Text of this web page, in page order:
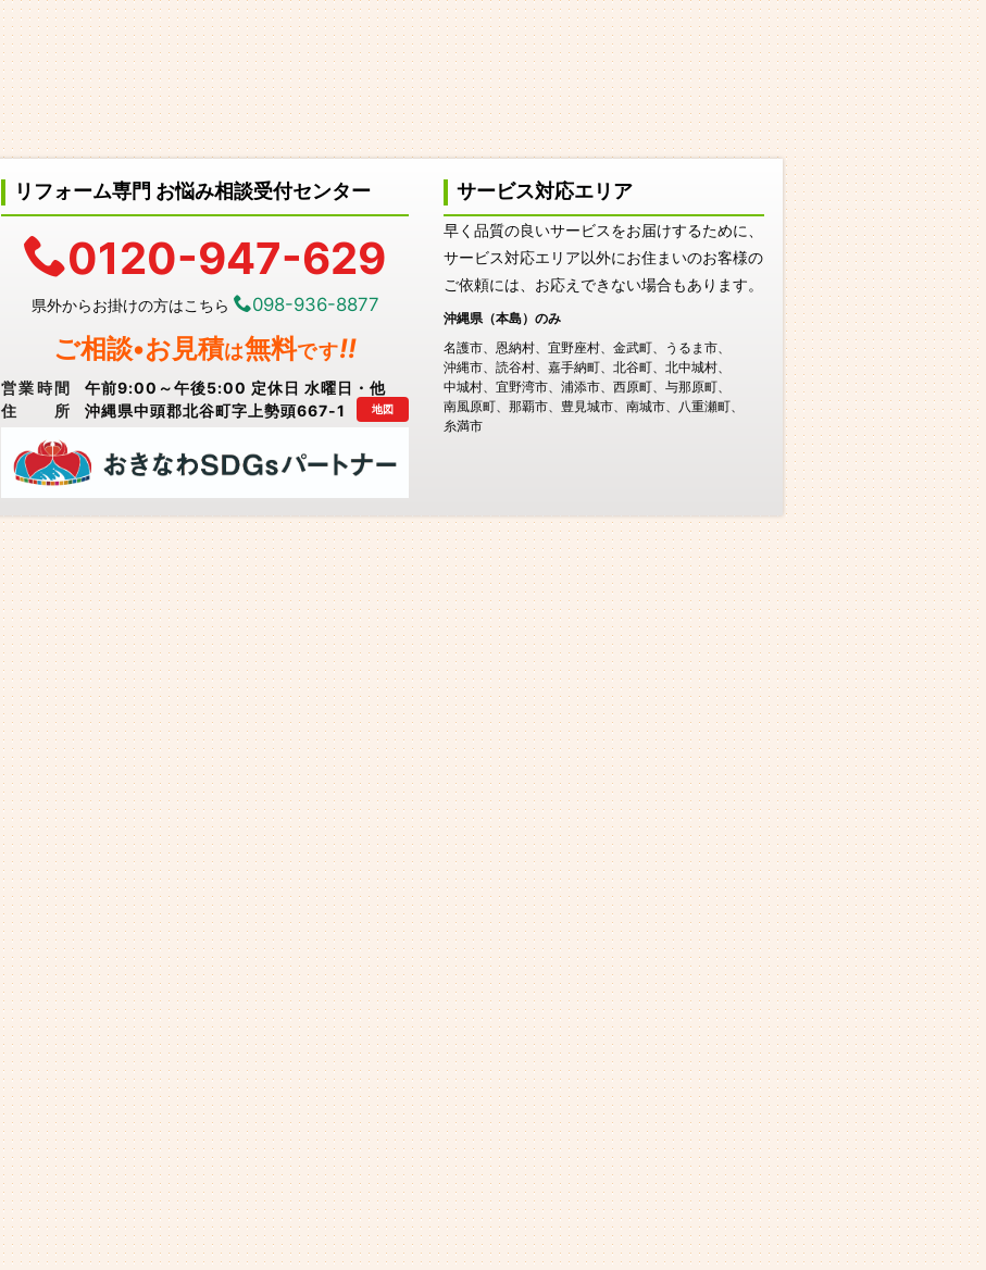
リフォーム専門 お悩み相談受付センター
0120-947-629
県外からお掛けの方はこちら 098-936-8877
ご相談•お見積は無料です!!
営業時間
午前9:00～午後5:00 定休日 水曜日・他
住所
沖縄県中頭郡北谷町字上勢頭667-1 地図
サービス対応エリア
早く品質の良いサービスをお届けするために、
サービス対応エリア以外にお住まいのお客様の
ご依頼には、お応えできない場合もあります。
沖縄県（本島）のみ
名護市
恩納村 宜野座村 金武町
うるま市
沖縄市
読谷村 嘉手納町 北谷町
北中城村
中城村
宜野湾市 浦添市 西原町
与那原町
南風原町
那覇市 豊見城市 南城市
八重瀬町
糸満市